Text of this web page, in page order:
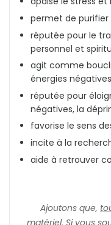
permet de purifier
réputée pour le
personnel et
agit comme
énergies négatives
réputée pour
négatives, la
favorise le sens
incite à la
aide à retrouver
Ajoutons que,
matériel. Si vous